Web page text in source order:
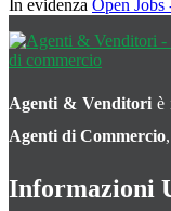
In evidenza Open Jobs
Agenti & Venditori è
Agenti di Commercio,
Informazioni